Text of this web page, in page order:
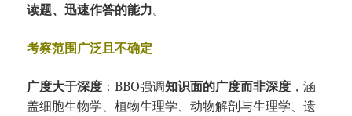
读题、迅速作答的能力。
考察范围广泛且不确定
广度大于深度 ：BBO强调知识面的广度而非深度 ，涵
盖细胞生物学、植物生理学、动物解剖与生理学、遗